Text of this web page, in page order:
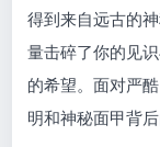
得到来自远古的
量击碎了你的见
的希望。面对严
明和神秘面甲背